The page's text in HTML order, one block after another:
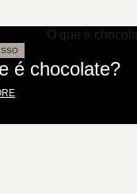
é chocolate?